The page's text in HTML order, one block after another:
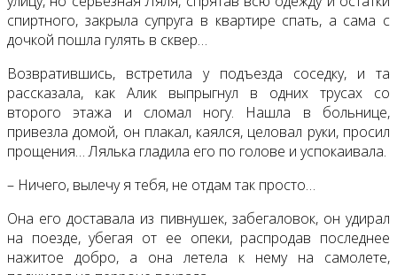
спиртного, закрыла супруга в квартире спать, а сама с
дочкой пошла гулять в сквер…
Возвратившись, встретила у подъезда соседку, и та
рассказала, как Алик выпрыгнул в одних трусах со
второго этажа и сломал ногу. Нашла в больнице,
привезла домой, он плакал, каялся, целовал руки, просил
прощения… Лялька гладила его по голове и успокаивала.
– Ничего, вылечу я тебя, не отдам так просто…
Она его доставала из пивнушек, забегаловок, он удирал
на поезде, убегая от ее опеки, распродав последнее
нажитое добро, а она летела к нему на самолете,